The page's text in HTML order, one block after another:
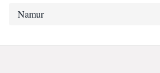
Namur